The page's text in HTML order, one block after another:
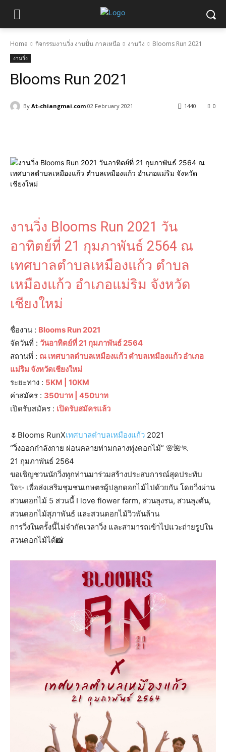
Home กิจกรรมงานวิ่ง งานปั่น ภาคเหนือ งานวิ่ง Blooms Run 2021
งานวิ่ง
Blooms Run 2021
By At-chiangmai.com 02 February 2021 0
1440
งานวิ่ง Blooms Run 2021 วัน
อาทิตย์​ที่​ 21 กุมภาพันธ์ 2564 ณ
เทศบาลตำบลเหมืองแก้ว ตำบล
เหมืองแก้ว อำเภอแม่ริม จังหวัด
เชียงใหม่
ชื่องาน : Blooms Run 2021
จัดวันที่ : วันอาทิตย์​ที่​ 21 กุมภาพันธ์ 2564
สถานที่ : ณ เทศบาลตำบลเหมืองแก้ว ตำบลเหมืองแก้ว อำเภอ
แม่ริม จังหวัดเชียงใหม่
ระยะทาง : 5KM | 10KM
ค่าสมัคร : 350บาท | 450บาท
เปิดรับสมัคร : เปิดรับสมัครแล้ว
🌷Blooms RunXเทศบาลตำบลเหมืองแก้ว 2021
“วิ่งออกกำลังกาย ผ่อนคลายท่ามกลางทุ่งดอกไม้” 🌸🌺🏃
21 กุมภาพันธ์ 2564
ขอเชิญชวนนักวิ่งทุกท่านมาร่วมสร้างประสบการณ์สุดประทับ
ใจ✨ เพื่อส่งเสริมชุมชนเกษตรผู้ปลูกดอกไม้ไปด้วยกัน โดยวิ่งผ่าน
สวนดอกไม้ 5 สวนนี้ I love flower farm, สวนลุงรน, สวนลุงตัน,
สวนดอกไม้สุภาพันธ์ และสวนดอกไม้วิวพันล้าน
การวิ่งในครั้งนี้ไม่จำกัดเวลาวิ่ง และสามารถเข้าไปแวะถ่ายรูปใน
สวนดอกไม้ได้📸